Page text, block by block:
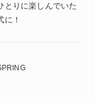
とりに楽しんでいた
に！